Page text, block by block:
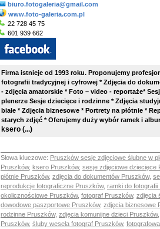
biuro.fotogaleria@gmail.com
www.foto-galeria.com.pl
22 728 45 75
601 939 662
Firma istnieje od 1993 roku. Proponujemy
fotografii tradycyjnej i cyfrowej * Zdjęcia do
- zdjęcia amatorskie * Foto – video - reportaże*
plenerze Sesje dziecięce i rodzinne * Zdjęcia
białe * Zdjęcia biznesowe *Portrety na płótnie *
starych zdjęć * Oferujemy duży wybór ramek i
ksero (...)
Słowa kluczowe: Pruszków sesje zdjęciowe ślubne w
Pruszków, ksero Pruszków, sesje zdjęciowe dziecięce
płótnie Pruszków, zdjęcia do dokumentów Pruszków,
reprodukcje fotograficzne Pruszków, ramki do fotografii
okolicznościowe Pruszków, fotograf Pruszków, zdjęcia
dowodowe paszportowe Pruszków, zdjęcia biznesowe
rodzinne Pruszków, zdjęcia komunijne dzieci Pruszków,
Pruszków, śluby wesela fotograf Pruszków,